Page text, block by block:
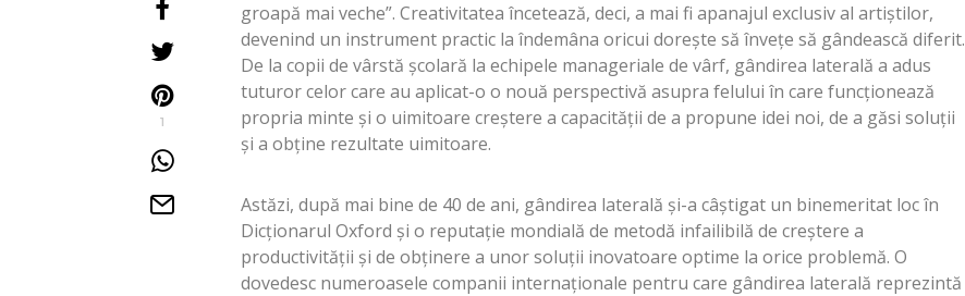
1
groapă mai veche”. Creativitatea încetează, deci, a mai fi apanajul exclusiv al artiștilor,
devenind un instrument practic la îndemâna oricui dorește să învețe să gândească diferit.
De la copii de vârstă școlară la echipele manageriale de vârf, gândirea laterală a adus
tuturor celor care au aplicat-o o nouă perspectivă asupra felului în care funcționează
propria minte și o uimitoare creștere a capacității de a propune idei noi, de a găsi soluții
și a obține rezultate uimitoare.
Astăzi, după mai bine de 40 de ani, gândirea laterală și-a câștigat un binemeritat loc în
Dicționarul Oxford și o reputație mondială de metodă infailibilă de creștere a
productivității și de obținere a unor soluții inovatoare optime la orice problemă. O
dovedesc numeroasele companii internaționale pentru care gândirea laterală reprezintă